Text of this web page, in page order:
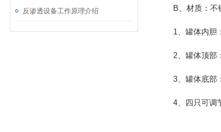
反渗透设备工作原理介绍 B、材质：不
1、罐体内胆
2、罐体顶部
3、罐体底部
4、四只可调节